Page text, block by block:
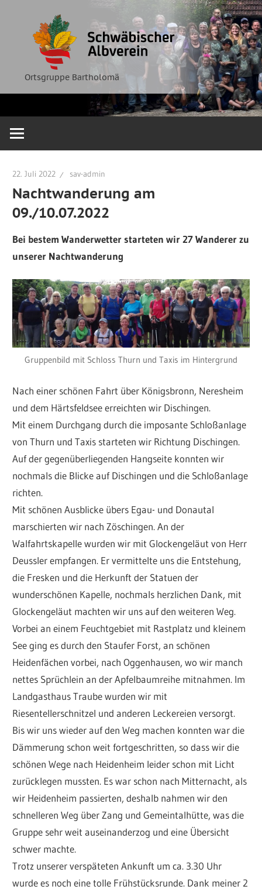
springen
Ortsgruppe Bartholomä
Albverein
Ortsgruppe
Bartholomä
22. Juli 2022 sav-admin
Nachtwanderung am
09./10.07.2022
Bei bestem Wanderwetter starteten wir 27 Wanderer zu
unserer Nachtwanderung
Gruppenbild mit Schloss Thurn und Taxis im Hintergrund
Nach einer schönen Fahrt über Königsbronn, Neresheim
und dem Härtsfeldsee erreichten wir Dischingen.
Mit einem Durchgang durch die imposante Schloßanlage
von Thurn und Taxis starteten wir Richtung Dischingen.
Auf der gegenüberliegenden Hangseite konnten wir
nochmals die Blicke auf Dischingen und die Schloßanlage
richten.
Mit schönen Ausblicke übers Egau- und Donautal
marschierten wir nach Zöschingen. An der
Walfahrtskapelle wurden wir mit Glockengeläut von Herr
Deussler empfangen. Er vermittelte uns die Entstehung,
die Fresken und die Herkunft der Statuen der
wunderschönen Kapelle, nochmals herzlichen Dank, mit
Glockengeläut machten wir uns auf den weiteren Weg.
Vorbei an einem Feuchtgebiet mit Rastplatz und kleinem
See ging es durch den Staufer Forst, an schönen
Heidenfächen vorbei, nach Oggenhausen, wo wir manch
nettes Sprüchlein an der Apfelbaumreihe mitnahmen. Im
Landgasthaus Traube wurden wir mit
Riesentellerschnitzel und anderen Leckereien versorgt.
Bis wir uns wieder auf den Weg machen konnten war die
Dämmerung schon weit fortgeschritten, so dass wir die
schönen Wege nach Heidenheim leider schon mit Licht
zurücklegen mussten. Es war schon nach Mitternacht, als
wir Heidenheim passierten, deshalb nahmen wir den
schnelleren Weg über Zang und Gemeintalhütte, was die
Gruppe sehr weit auseinanderzog und eine Übersicht
schwer machte.
Trotz unserer verspäteten Ankunft um ca. 3.30 Uhr
wurde es noch eine tolle Frühstücksrunde. Dank meiner 2